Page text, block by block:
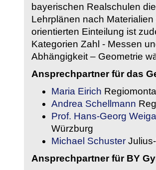
bayerischen Realschulen
Lehrplänen nach
orientierten Einteilung ist
Kategorien Zahl - Messen
Abhängigkeit – Geometrie
Ansprechpartner für das
Maria Eirich
Andrea Schellmann
Prof. Hans-Georg
Würzburg
Michael Schuster
Ansprechpartner für BY